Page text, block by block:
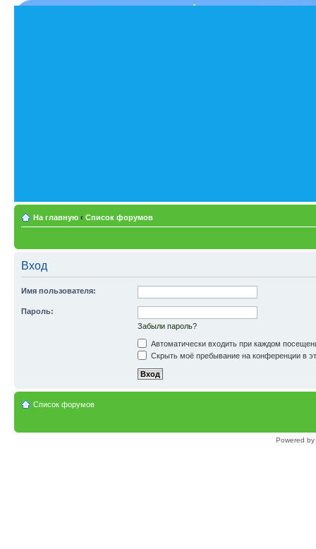
На главную ‹ Список форумов
Вход
Имя пользователя:
Пароль:
Забыли пароль?
Автоматически входить при каждом
Скрыть моё пребывание на конференции в
Список форумов
Powered by